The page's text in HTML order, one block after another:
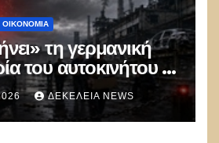
ΟΙΚΟΝΟΜΙΑ
τη γερμανική
του αυτοκινήτου –
λουκέτα και
ΔΕΚΈΛΕΙΑ NEWS